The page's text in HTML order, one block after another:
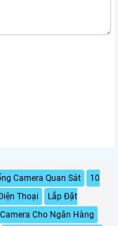
Camera Quan Sát
10
Thoại
Lắp Đặt
Cho Ngân Hàng